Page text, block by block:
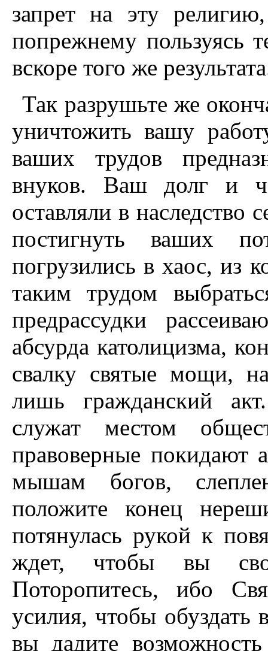
запрет на эту
попрежнему пользуясь
вскоре того же
Так разрушьте же
уничтожить вашу
ваших трудов
внуков. Ваш долг и
оставляли в наследство
постигнуть ваших
погрузились в хаос, из
таким трудом
предрассудки
абсурда католицизма,
свалку святые мощи,
лишь гражданский
служат местом
правоверные покидают
мышам богов,
положите конец
потянулась рукой к
ждет, чтобы вы
Поторопитесь, ибо
усилия, чтобы
вы дадите